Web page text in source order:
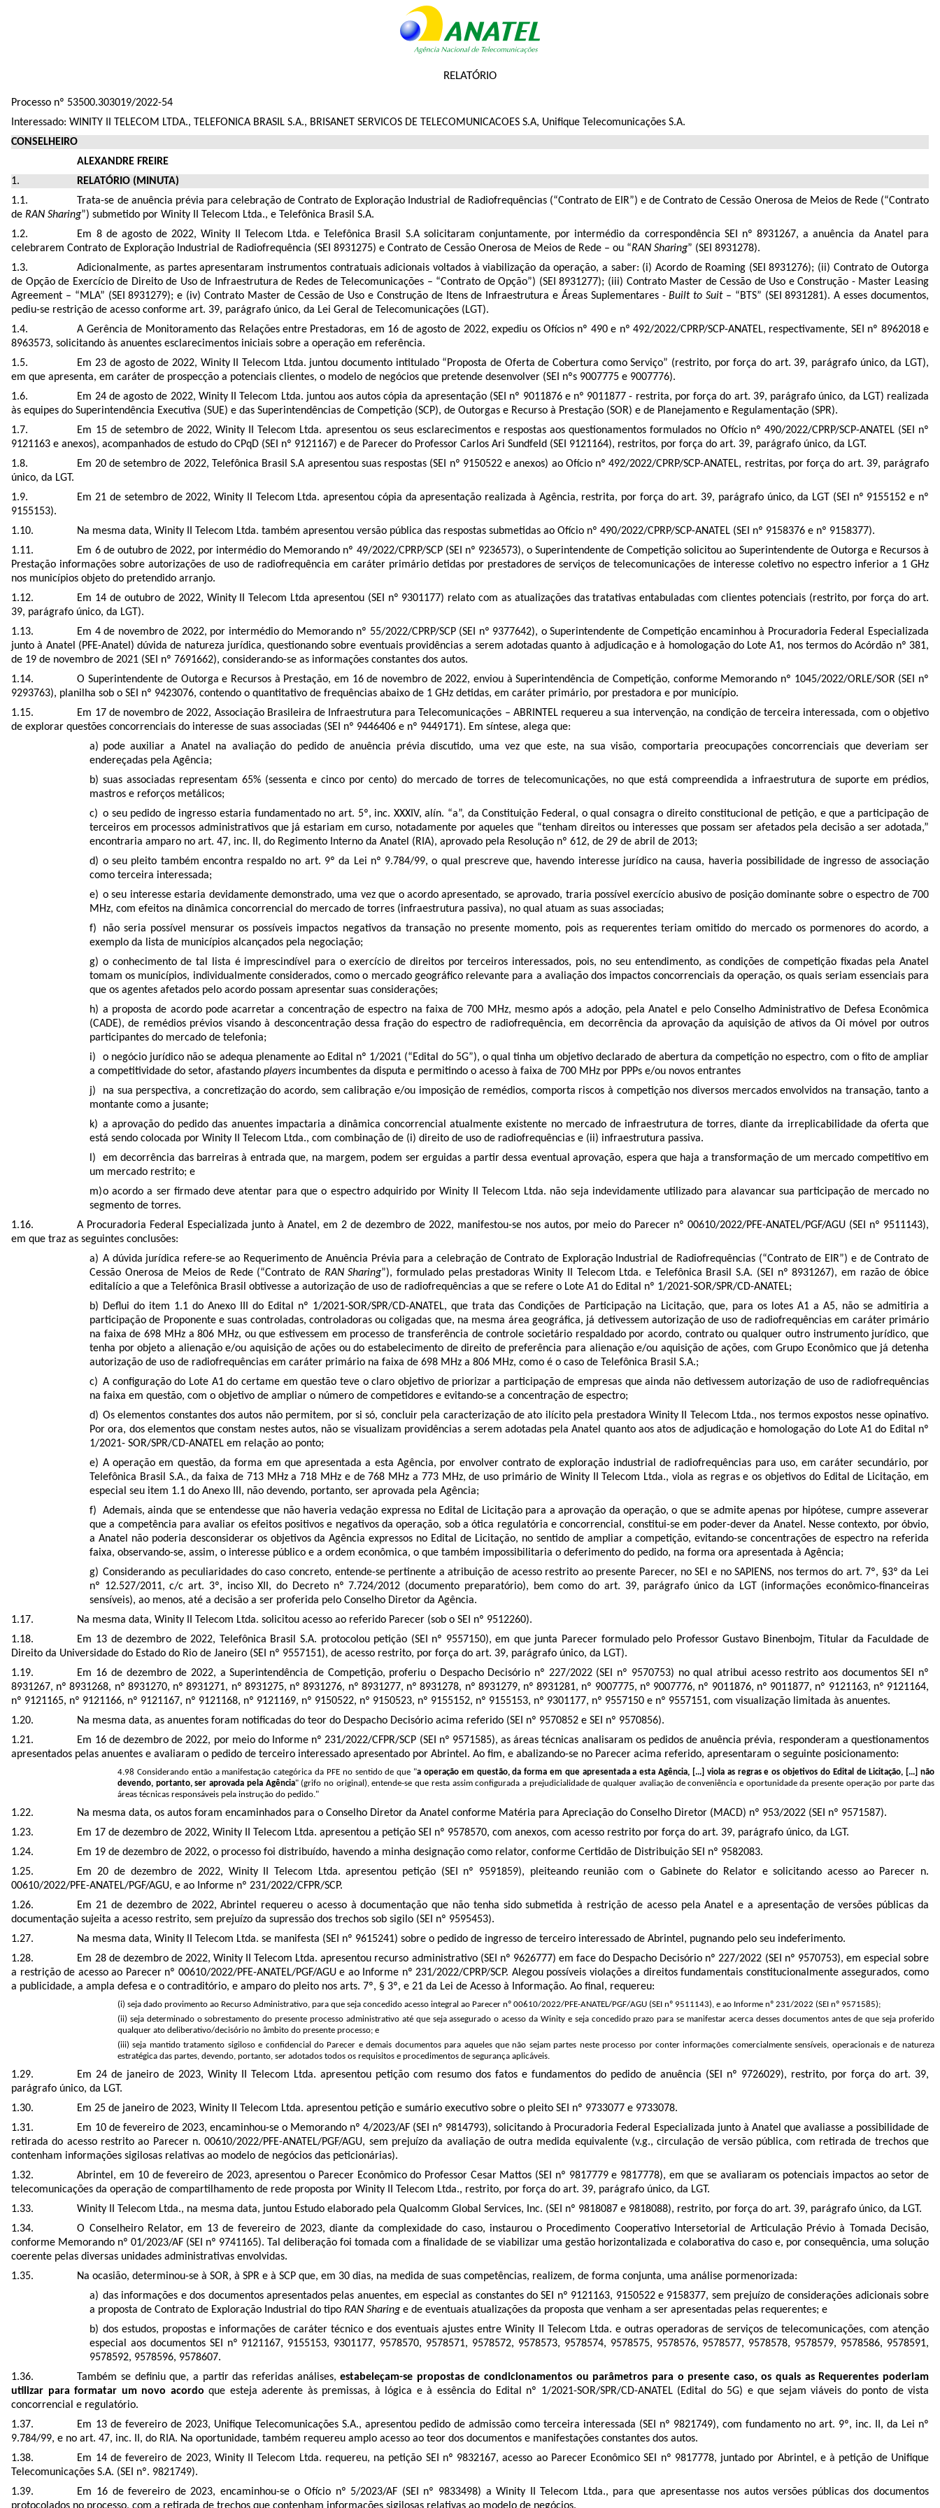
RELATÓRIO
Processo nº 53500.303019/2022-54
Interessado: WINITY II TELECOM LTDA., TELEFONICA BRASIL S.A., BRISANET SERVICOS DE TELECOMUNICACOES S.A, Unifique Telecomunicações S.A.
CONSELHEIRO
ALEXANDRE FREIRE
RELATÓRIO (MINUTA)
Trata-se de anuência prévia para celebração de Contrato de Exploração Industrial de Radiofrequências (“Contrato de EIR”) e de Contrato de Cessão Onerosa de Meios de Rede (“Contrato
de RAN Sharing”) submetido por Winity II Telecom Ltda., e Telefônica Brasil S.A.
Em 8 de agosto de 2022, Winity II Telecom Ltda. e Telefônica Brasil S.A solicitaram conjuntamente, por intermédio da correspondência SEI nº 8931267, a anuência da Anatel para
celebrarem Contrato de Exploração Industrial de Radiofrequência (SEI 8931275) e Contrato de Cessão Onerosa de Meios de Rede – ou “RAN Sharing” (SEI 8931278).
Adicionalmente, as partes apresentaram instrumentos contratuais adicionais voltados à viabilização da operação, a saber: (i) Acordo de Roaming (SEI 8931276); (ii) Contrato de Outorga
de Opção de Exercício de Direito de Uso de Infraestrutura de Redes de Telecomunicações – “Contrato de Opção”) (SEI 8931277); (iii) Contrato Master de Cessão de Uso e Construção - Master Leasing
Agreement – “MLA” (SEI 8931279); e (iv) Contrato Master de Cessão de Uso e Construção de Itens de Infraestrutura e Áreas Suplementares -Built to Suit– “BTS” (SEI 8931281). A esses documentos,
pediu-se restrição de acesso conforme art. 39, parágrafo único, da Lei Geral de Telecomunicações (LGT).
A Gerência de Monitoramento das Relações entre Prestadoras, em 16 de agosto de 2022, expediu os Ofícios nº 490 e nº 492/2022/CPRP/SCP-ANATEL, respectivamente, SEI nº 8962018 e
8963573, solicitando às anuentes esclarecimentos iniciais sobre a operação em referência.
Em 23 de agosto de 2022, Winity II Telecom Ltda. juntou documento intitulado “Proposta de Oferta de Cobertura como Serviço” (restrito, por força do art. 39, parágrafo único, da LGT),
em que apresenta, em caráter de prospecção a potenciais clientes, o modelo de negócios que pretende desenvolver (SEI nºs 9007775 e 9007776).
Em 24 de agosto de 2022, Winity II Telecom Ltda. juntou aos autos cópia da apresentação (SEI nº 9011876 e nº 9011877 - restrita, por força do art. 39, parágrafo único, da LGT) realizada
às equipes do Superintendência Executiva (SUE) e das Superintendências de Competição (SCP), de Outorgas e Recurso à Prestação (SOR) e de Planejamento e Regulamentação (SPR).
Em 15 de setembro de 2022, Winity II Telecom Ltda. apresentou os seus esclarecimentos e respostas aos questionamentos formulados no Ofício nº 490/2022/CPRP/SCP-ANATEL (SEI nº
9121163 e anexos), acompanhados de estudo do CPqD (SEI nº 9121167) e de Parecer do Professor Carlos Ari Sundfeld (SEI 9121164), restritos, por força do art. 39, parágrafo único, da LGT.
Em 20 de setembro de 2022, Telefônica Brasil S.A apresentou suas respostas (SEI nº 9150522 e anexos) ao Ofício nº 492/2022/CPRP/SCP-ANATEL, restritas, por força do art. 39, parágrafo
único, da LGT.
Em 21 de setembro de 2022, Winity II Telecom Ltda. apresentou cópia da apresentação realizada à Agência, restrita, por força do art. 39, parágrafo único, da LGT (SEI nº 9155152 e nº
9155153).
Na mesma data, Winity II Telecom Ltda. também apresentou versão pública das respostas submetidas ao Ofício nº 490/2022/CPRP/SCP-ANATEL (SEI nº 9158376 e nº 9158377).
Em 6 de outubro de 2022, por intermédio do Memorando nº 49/2022/CPRP/SCP (SEI nº 9236573), o Superintendente de Competição solicitou ao Superintendente de Outorga e Recursos à
Prestação informações sobre autorizações de uso de radiofrequência em caráter primário detidas por prestadores de serviços de telecomunicações de interesse coletivo no espectro inferior a 1 GHz
nos municípios objeto do pretendido arranjo.
Em 14 de outubro de 2022, Winity II Telecom Ltda apresentou (SEI nº 9301177) relato com as atualizações das tratativas entabuladas com clientes potenciais (restrito, por força do art.
39, parágrafo único, da LGT).
Em 4 de novembro de 2022, por intermédio do Memorando nº 55/2022/CPRP/SCP (SEI nº 9377642), o Superintendente de Competição encaminhou à Procuradoria Federal Especializada
junto à Anatel (PFE-Anatel) dúvida de natureza jurídica, questionando sobre eventuais providências a serem adotadas quanto à adjudicação e à homologação do Lote A1, nos termos do Acórdão nº 381,
de 19 de novembro de 2021 (SEI nº 7691662), considerando-se as informações constantes dos autos.
O Superintendente de Outorga e Recursos à Prestação, em 16 de novembro de 2022, enviou à Superintendência de Competição, conforme Memorando nº 1045/2022/ORLE/SOR (SEI nº
9293763), planilha sob o SEI nº 9423076, contendo o quantitativo de frequências abaixo de 1 GHz detidas, em caráter primário, por prestadora e por município.
Em 17 de novembro de 2022, Associação Brasileira de Infraestrutura para Telecomunicações – ABRINTEL requereu a sua intervenção, na condição de terceira interessada, com o objetivo
de explorar questões concorrenciais do interesse de suas associadas (SEI nº 9446406 e nº 9449171). Em síntese, alega que:
pode auxiliar a Anatel na avaliação do pedido de anuência prévia discutido, uma vez que este, na sua visão, comportaria preocupações concorrenciais que deveriam ser
endereçadas pela Agência;
suas associadas representam 65% (sessenta e cinco por cento) do mercado de torres de telecomunicações, no que está compreendida a infraestrutura de suporte em prédios,
mastros e reforços metálicos;
o seu pedido de ingresso estaria fundamentado no art. 5º, inc. XXXIV, alín. “a”, da Constituição Federal, o qual consagra o direito constitucional de petição, e que a participação de
terceiros em processos administrativos que já estariam em curso, notadamente por aqueles que “tenham direitos ou interesses que possam ser afetados pela decisão a ser adotada,”
encontraria amparo no art. 47, inc. II, do Regimento Interno da Anatel (RIA), aprovado pela Resolução nº 612, de 29 de abril de 2013;
o seu pleito também encontra respaldo no art. 9º da Lei nº 9.784/99, o qual prescreve que, havendo interesse jurídico na causa, haveria possibilidade de ingresso de associação
como terceira interessada;
o seu interesse estaria devidamente demonstrado, uma vez que o acordo apresentado, se aprovado, traria possível exercício abusivo de posição dominante sobre o espectro de 700
MHz, com efeitos na dinâmica concorrencial do mercado de torres (infraestrutura passiva), no qual atuam as suas associadas;
não seria possível mensurar os possíveis impactos negativos da transação no presente momento, pois as requerentes teriam omitido do mercado os pormenores do acordo, a
exemplo da lista de municípios alcançados pela negociação;
o conhecimento de tal lista é imprescindível para o exercício de direitos por terceiros interessados, pois, no seu entendimento, as condições de competição fixadas pela Anatel
tomam os municípios, individualmente considerados, como o mercado geográfico relevante para a avaliação dos impactos concorrenciais da operação, os quais seriam essenciais para
que os agentes afetados pelo acordo possam apresentar suas considerações;
a proposta de acordo pode acarretar a concentração de espectro na faixa de 700 MHz, mesmo após a adoção, pela Anatel e pelo Conselho Administrativo de Defesa Econômica
(CADE), de remédios prévios visando à desconcentração dessa fração do espectro de radiofrequência, em decorrência da aprovação da aquisição de ativos da Oi móvel por outros
participantes do mercado de telefonia;
o negócio jurídico não se adequa plenamente ao Edital nº 1/2021 (“Edital do 5G”), o qual tinha um objetivo declarado de abertura da competição no espectro, com o fito de ampliar
a competitividade do setor, afastando players incumbentes da disputa e permitindo o acesso à faixa de 700 MHz por PPPs e/ou novos entrantes
na sua perspectiva, a concretização do acordo, sem calibração e/ou imposição de remédios, comporta riscos à competição nos diversos mercados envolvidos na transação, tanto a
montante como a jusante;
a aprovação do pedido das anuentes impactaria a dinâmica concorrencial atualmente existente no mercado de infraestrutura de torres, diante da irreplicabilidade da oferta que
está sendo colocada por Winity II Telecom Ltda., com combinação de (i) direito de uso de radiofrequências e (ii) infraestrutura passiva.
em decorrência das barreiras à entrada que, na margem, podem ser erguidas a partir dessa eventual aprovação, espera que haja a transformação de um mercado competitivo em
um mercado restrito; e
o acordo a ser firmado deve atentar para que o espectro adquirido por Winity II Telecom Ltda. não seja indevidamente utilizado para alavancar sua participação de mercado no
segmento de torres.
A Procuradoria Federal Especializada junto à Anatel, em 2 de dezembro de 2022, manifestou-se nos autos, por meio do Parecer nº 00610/2022/PFE-ANATEL/PGF/AGU (SEI nº 9511143),
em que traz as seguintes conclusões:
A dúvida jurídica refere-se ao Requerimento de Anuência Prévia para a celebração de Contrato de Exploração Industrial de Radiofrequências (“Contrato de EIR”) e de Contrato de
Cessão Onerosa de Meios de Rede (“Contrato de RAN Sharing”), formulado pelas prestadoras Winity II Telecom Ltda. e Telefônica Brasil S.A. (SEI nº 8931267), em razão de óbice
editalício a que a Telefônica Brasil obtivesse a autorização de uso de radiofrequências a que se refere o Lote A1 do Edital nº 1/2021-SOR/SPR/CD-ANATEL;
Deflui do item 1.1 do Anexo III do Edital nº 1/2021-SOR/SPR/CD-ANATEL, que trata das Condições de Participação na Licitação, que, para os lotes A1 a A5, não se admitiria a
participação de Proponente e suas controladas, controladoras ou coligadas que, na mesma área geográfica, já detivessem autorização de uso de radiofrequências em caráter primário
na faixa de 698 MHz a 806 MHz, ou que estivessem em processo de transferência de controle societário respaldado por acordo, contrato ou qualquer outro instrumento jurídico, que
tenha por objeto a alienação e/ou aquisição de ações ou do estabelecimento de direito de preferência para alienação e/ou aquisição de ações, com Grupo Econômico que já detenha
autorização de uso de radiofrequências em caráter primário na faixa de 698 MHz a 806 MHz, como é o caso de Telefônica Brasil S.A.;
A configuração do Lote A1 do certame em questão teve o claro objetivo de priorizar a participação de empresas que ainda não detivessem autorização de uso de radiofrequências
na faixa em questão, com o objetivo de ampliar o número de competidores e evitando-se a concentração de espectro;
Os elementos constantes dos autos não permitem, por si só, concluir pela caracterização de ato ilícito pela prestadora Winity II Telecom Ltda., nos termos expostos nesse opinativo.
Por ora, dos elementos que constam nestes autos, não se visualizam providências a serem adotadas pela Anatel quanto aos atos de adjudicação e homologação do Lote A1 do Edital nº
1/2021- SOR/SPR/CD-ANATEL em relação ao ponto;
A operação em questão, da forma em que apresentada a esta Agência, por envolver contrato de exploração industrial de radiofrequências para uso, em caráter secundário, por
Telefônica Brasil S.A., da faixa de 713 MHz a 718 MHz e de 768 MHz a 773 MHz, de uso primário de Winity II Telecom Ltda., viola as regras e os objetivos do Edital de Licitação, em
especial seu item 1.1 do Anexo III, não devendo, portanto, ser aprovada pela Agência;
Ademais, ainda que se entendesse que não haveria vedação expressa no Edital de Licitação para a aprovação da operação, o que se admite apenas por hipótese, cumpre asseverar
que a competência para avaliar os efeitos positivos e negativos da operação, sob a ótica regulatória e concorrencial, constitui-se em poder-dever da Anatel. Nesse contexto, por óbvio,
a Anatel não poderia desconsiderar os objetivos da Agência expressos no Edital de Licitação, no sentido de ampliar a competição, evitando-se concentrações de espectro na referida
faixa, observando-se, assim, o interesse público e a ordem econômica, o que também impossibilitaria o deferimento do pedido, na forma ora apresentada à Agência;
Considerando as peculiaridades do caso concreto, entende-se pertinente a atribuição de acesso restrito ao presente Parecer, no SEI e no SAPIENS, nos termos do art. 7º, §3º da Lei
nº 12.527/2011, c/c art. 3º, inciso XII, do Decreto nº 7.724/2012 (documento preparatório), bem como do art. 39, parágrafo único da LGT (informações econômico-financeiras
sensíveis), ao menos, até a decisão a ser proferida pelo Conselho Diretor da Agência.
Na mesma data, Winity II Telecom Ltda. solicitou acesso ao referido Parecer (sob o SEI nº 9512260).
Em 13 de dezembro de 2022, Telefônica Brasil S.A. protocolou petição (SEI nº 9557150), em que junta Parecer formulado pelo Professor Gustavo Binenbojm, Titular da Faculdade de
Direito da Universidade do Estado do Rio de Janeiro (SEI nº 9557151), de acesso restrito, por força do art. 39, parágrafo único, da LGT).
Em 16 de dezembro de 2022, a Superintendência de Competição, proferiu o Despacho Decisório nº 227/2022 (SEI nº 9570753) no qual atribui acesso restrito aos documentos SEI nº
8931267, nº 8931268, nº 8931270, nº 8931271, nº 8931275, nº 8931276, nº 8931277, nº 8931278, nº 8931279, nº 8931281, nº 9007775, nº 9007776, nº 9011876, nº 9011877, nº 9121163, nº 9121164,
nº 9121165, nº 9121166, nº 9121167, nº 9121168, nº 9121169, nº 9150522, nº 9150523, nº 9155152, nº 9155153, nº 9301177, nº 9557150 e nº 9557151, com visualização limitada às anuentes.
Na mesma data, as anuentes foram notificadas do teor do Despacho Decisório acima referido (SEI nº 9570852 e SEI nº 9570856).
Em 16 de dezembro de 2022, por meio do Informe nº 231/2022/CFPR/SCP (SEI nº 9571585), as áreas técnicas analisaram os pedidos de anuência prévia, responderam a questionamentos
apresentados pelas anuentes e avaliaram o pedido de terceiro interessado apresentado por Abrintel. Ao fim, e abalizando-se no Parecer acima referido, apresentaram o seguinte posicionamento:
4.98 Considerando então a manifestação categórica da PFE no sentido de que "a operação em questão, da forma em que apresentada a esta Agência, [...] viola as regras e os objetivos do Edital de Licitação, [...] não
devendo, portanto, ser aprovada pela Agência" (grifo no original), entende-se que resta assim configurada a prejudicialidade de qualquer avaliação de conveniência e oportunidade da presente operação por parte das
áreas técnicas responsáveis pela instrução do pedido."
Na mesma data, os autos foram encaminhados para o Conselho Diretor da Anatel conforme Matéria para Apreciação do Conselho Diretor (MACD) nº 953/2022 (SEI nº 9571587).
Em 17 de dezembro de 2022, Winity II Telecom Ltda. apresentou a petição SEI nº 9578570, com anexos, com acesso restrito por força do art. 39, parágrafo único, da LGT.
Em 19 de dezembro de 2022, o processo foi distribuído, havendo a minha designação como relator, conforme Certidão de Distribuição SEI nº 9582083.
Em 20 de dezembro de 2022, Winity II Telecom Ltda. apresentou petição (SEI nº 9591859), pleiteando reunião com o Gabinete do Relator e solicitando acesso ao Parecer n.
00610/2022/PFE-ANATEL/PGF/AGU, e ao Informe nº 231/2022/CFPR/SCP.
Em 21 de dezembro de 2022, Abrintel requereu o acesso à documentação que não tenha sido submetida à restrição de acesso pela Anatel e a apresentação de versões públicas da
documentação sujeita a acesso restrito, sem prejuízo da supressão dos trechos sob sigilo (SEI nº 9595453).
Na mesma data, Winity II Telecom Ltda. se manifesta (SEI nº 9615241) sobre o pedido de ingresso de terceiro interessado de Abrintel, pugnando pelo seu indeferimento.
Em 28 de dezembro de 2022, Winity II Telecom Ltda. apresentou recurso administrativo (SEI nº 9626777) em face do Despacho Decisório nº 227/2022 (SEI nº 9570753), em especial sobre
a restrição de acesso ao Parecer nº 00610/2022/PFE-ANATEL/PGF/AGU e ao Informe nº 231/2022/CPRP/SCP. Alegou possíveis violações a direitos fundamentais constitucionalmente assegurados, como
a publicidade, a ampla defesa e o contraditório, e amparo do pleito nos arts. 7º, § 3º, e 21 da Lei de Acesso à Informação. Ao final, requereu:
(i) seja dado provimento ao Recurso Administrativo, para que seja concedido acesso integral ao Parecer nº 00610/2022/PFE-ANATEL/PGF/AGU (SEI nº 9511143), e ao Informe nº 231/2022 (SEI nº 9571585);
(ii) seja determinado o sobrestamento do presente processo administrativo até que seja assegurado o acesso da Winity e seja concedido prazo para se manifestar acerca desses documentos antes de que seja proferido
qualquer ato deliberativo/decisório no âmbito do presente processo; e
(iii) seja mantido tratamento sigiloso e confidencial do Parecer e demais documentos para aqueles que não sejam partes neste processo por conter informações comercialmente sensíveis, operacionais e de natureza
estratégica das partes, devendo, portanto, ser adotados todos os requisitos e procedimentos de segurança aplicáveis.
Em 24 de janeiro de 2023, Winity II Telecom Ltda. apresentou petição com resumo dos fatos e fundamentos do pedido de anuência (SEI nº 9726029), restrito, por força do art. 39,
parágrafo único, da LGT.
Em 25 de janeiro de 2023, Winity II Telecom Ltda. apresentou petição e sumário executivo sobre o pleito SEI nº 9733077 e 9733078.
Em 10 de fevereiro de 2023, encaminhou-se o Memorando nº 4/2023/AF (SEI nº 9814793), solicitando à Procuradoria Federal Especializada junto à Anatel que avaliasse a possibilidade de
retirada do acesso restrito ao Parecer n. 00610/2022/PFE-ANATEL/PGF/AGU, sem prejuízo da avaliação de outra medida equivalente (v.g., circulação de versão pública, com retirada de trechos que
contenham informações sigilosas relativas ao modelo de negócios das peticionárias).
Abrintel, em 10 de fevereiro de 2023, apresentou o Parecer Econômico do Professor Cesar Mattos (SEI nº 9817779 e 9817778), em que se avaliaram os potenciais impactos ao setor de
telecomunicações da operação de compartilhamento de rede proposta por Winity II Telecom Ltda., restrito, por força do art. 39, parágrafo único, da LGT.
Winity II Telecom Ltda., na mesma data, juntou Estudo elaborado pela Qualcomm Global Services, Inc. (SEI nº 9818087 e 9818088), restrito, por força do art. 39, parágrafo único, da LGT.
O Conselheiro Relator, em 13 de fevereiro de 2023, diante da complexidade do caso, instaurou o Procedimento Cooperativo Intersetorial de Articulação Prévio à Tomada Decisão,
conforme Memorando nº 01/2023/AF (SEI nº 9741165). Tal deliberação foi tomada com a finalidade de se viabilizar uma gestão horizontalizada e colaborativa do caso e, por consequência, uma solução
coerente pelas diversas unidades administrativas envolvidas.
Na ocasião, determinou-se à SOR, à SPR e à SCP que, em 30 dias, na medida de suas competências, realizem, de forma conjunta, uma análise pormenorizada:
das informações e dos documentos apresentados pelas anuentes, em especial as constantes do SEI nº 9121163, 9150522 e 9158377, sem prejuízo de considerações adicionais sobre
a proposta de Contrato de Exploração Industrial do tipo RAN Sharing e de eventuais atualizações da proposta que venham a ser apresentadas pelas requerentes; e
dos estudos, propostas e informações de caráter técnico e dos eventuais ajustes entre Winity II Telecom Ltda. e outras operadoras de serviços de telecomunicações, com atenção
especial aos documentos SEI nº 9121167, 9155153, 9301177, 9578570, 9578571, 9578572, 9578573, 9578574, 9578575, 9578576, 9578577, 9578578, 9578579, 9578586, 9578591,
9578592, 9578596, 9578607.
Também se definiu que, a partir das referidas análises,estabeleçam-se propostas de condicionamentos ou parâmetros para o presente caso, os quais as Requerentes poderiam
utilizar para formatar um novo acordo que esteja aderente às premissas, à lógica e à essência do Edital nº 1/2021-SOR/SPR/CD-ANATEL (Edital do 5G) e que sejam viáveis do ponto de vista
concorrencial e regulatório.
Em 13 de fevereiro de 2023, Unifique Telecomunicações S.A., apresentou pedido de admissão como terceira interessada (SEI nº 9821749), com fundamento no art. 9º, inc. II, da Lei nº
9.784/99, e no art. 47, inc. II, do RIA. Na oportunidade, também requereu amplo acesso ao teor dos documentos e manifestações constantes dos autos.
Em 14 de fevereiro de 2023, Winity II Telecom Ltda. requereu, na petição SEI nº 9832167, acesso ao Parecer Econômico SEI nº 9817778, juntado por Abrintel, e à petição de Unifique
Telecomunicações S.A. (SEI nº. 9821749).
Em 16 de fevereiro de 2023, encaminhou-se o Ofício nº 5/2023/AF (SEI nº 9833498) a Winity II Telecom Ltda., para que apresentasse nos autos versões públicas dos documentos